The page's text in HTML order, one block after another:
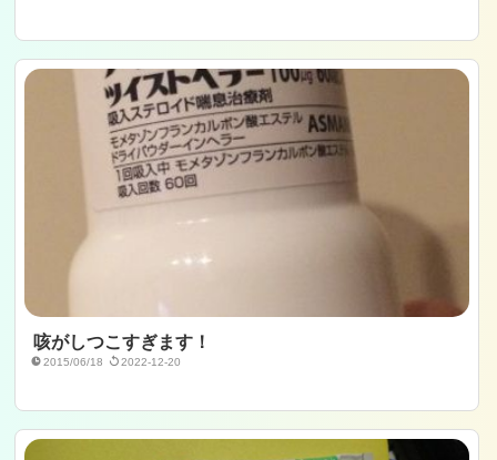
咳がしつこすぎます！
2015/06/18 2022-12-20